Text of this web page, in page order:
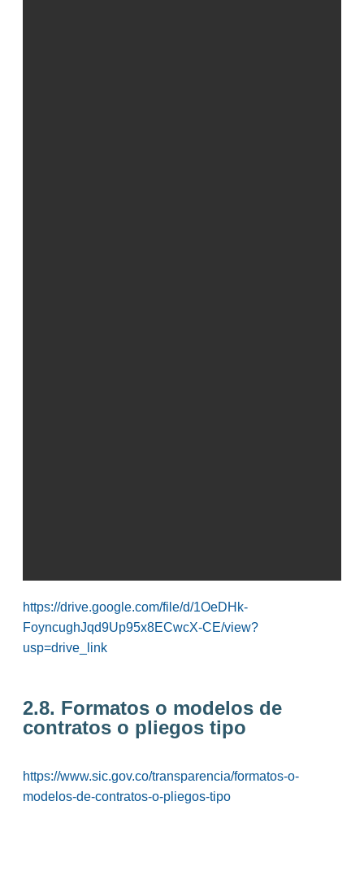
https://drive.google.com/file/d/1OeDHk-
FoyncughJqd9Up95x8ECwcX-CE/view?
usp=drive_link
2.8. Formatos o modelos de
contratos o pliegos tipo
https://www.sic.gov.co/transparencia/formatos-o-
modelos-de-contratos-o-pliegos-tipo